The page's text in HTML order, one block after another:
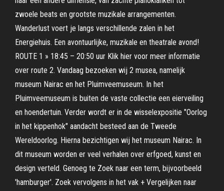
zwoele beats en grootste muzikale arrangementen.
Wanderlust voert je langs verschillende zalen in het
Energiehuis. Een avontuurlijke, muzikale en theatrale avond!
ROUTE 1 » 18:45 – 20:50 uur Klik hier voor meer informatie
over route 2. Vandaag bezoeken wij 2 musea, namelijk
museum Nairac en het Pluimveemuseum. In het
Pluimveemuseum is buiten de vaste collectie een eierveiling
en hoendertuin. Verder wordt er in de wisselexpositie "Oorlog
in het kippenhok" aandacht besteed aan de Tweede
Wereldoorlog. Hierna bezichtigen wij het museum Nairac. In
dit museum worden er veel verhalen over erfgoed, kunst en
design verteld. Genoeg te Zoek naar een term, bijvoorbeeld
'hamburger'. Zoek vervolgens in het vak + Vergelijken naar